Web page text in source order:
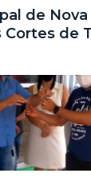
de
de